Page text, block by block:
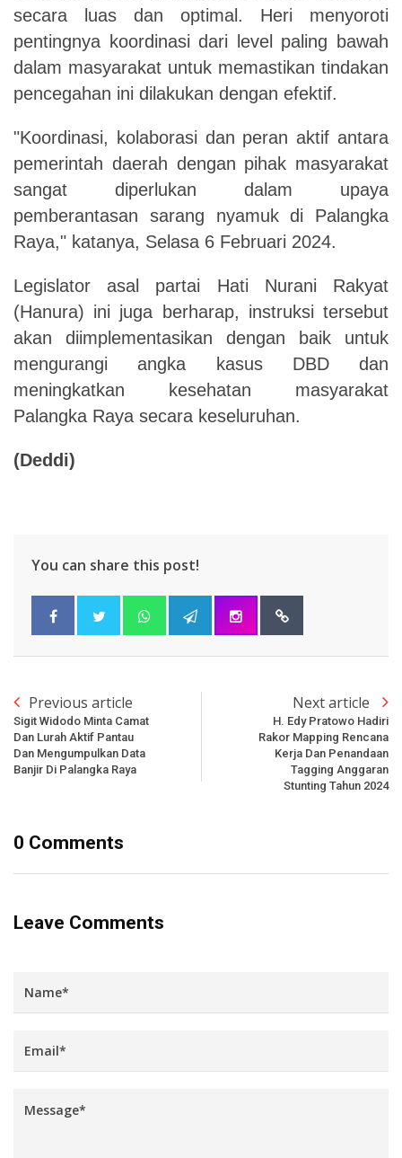
secara luas dan optimal. Heri menyoroti
pentingnya koordinasi dari level paling bawah
dalam masyarakat untuk memastikan tindakan
pencegahan ini dilakukan dengan efektif.
"Koordinasi, kolaborasi dan peran aktif antara
pemerintah daerah dengan pihak masyarakat
sangat diperlukan dalam upaya
pemberantasan sarang nyamuk di Palangka
Raya," katanya, Selasa 6 Februari 2024.
Legislator asal partai Hati Nurani Rakyat
(Hanura) ini juga berharap, instruksi tersebut
akan diimplementasikan dengan baik untuk
mengurangi angka kasus DBD dan
meningkatkan kesehatan masyarakat
Palangka Raya secara keseluruhan.
(Deddi)
You can share this post!
Previous article
Sigit Widodo Minta Camat
Dan Lurah Aktif Pantau
Dan Mengumpulkan Data
Banjir Di Palangka Raya
Next article
H. Edy Pratowo Hadiri
Rakor Mapping Rencana
Kerja Dan Penandaan
Tagging Anggaran
Stunting Tahun 2024
0 Comments
Leave Comments